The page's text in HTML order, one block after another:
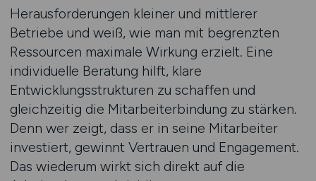
Herausforderungen kleiner und mittlerer
Betriebe und weiß, wie man mit begrenzten
Ressourcen maximale Wirkung erzielt. Eine
individuelle Beratung hilft, klare
Entwicklungsstrukturen zu schaffen und
gleichzeitig die Mitarbeiterbindung zu stärken.
Denn wer zeigt, dass er in seine Mitarbeiter
investiert, gewinnt Vertrauen und Engagement.
Das wiederum wirkt sich direkt auf die